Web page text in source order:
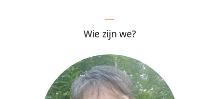
Wie zijn we?